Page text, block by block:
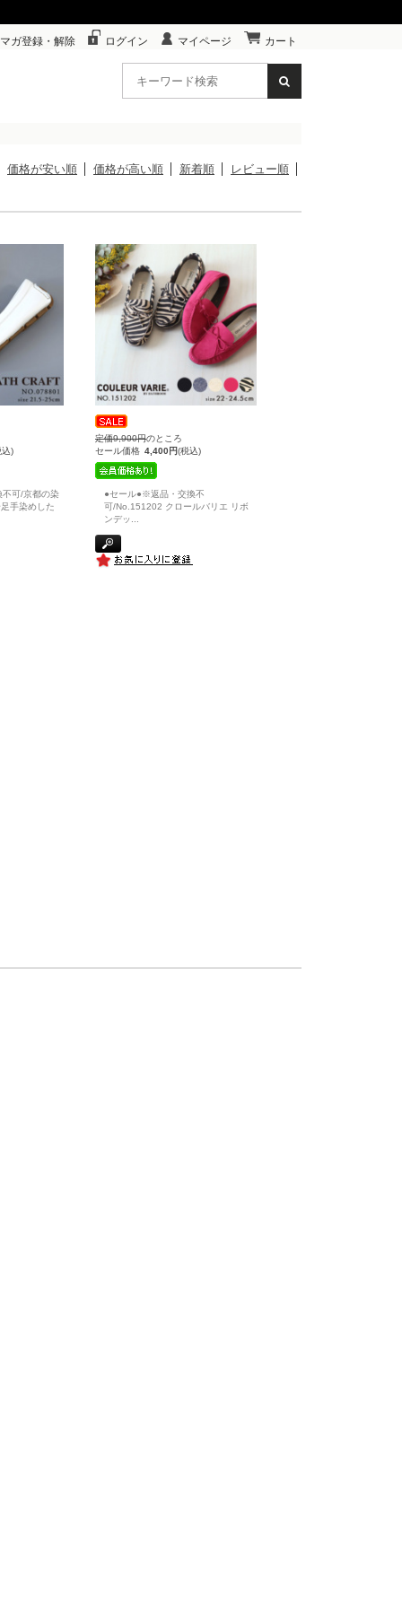
ガ登録・解除 ログイン マイページ カート
価格が安い順 価格が高い順 新着順 レビュー順
込)
可/京都の染
手染めした
定価9,900円のところ
セール価格 4,400円(税込)
●セール●※返品・交換不
可/No.151202 クロールバリエ リボ
ンデッ